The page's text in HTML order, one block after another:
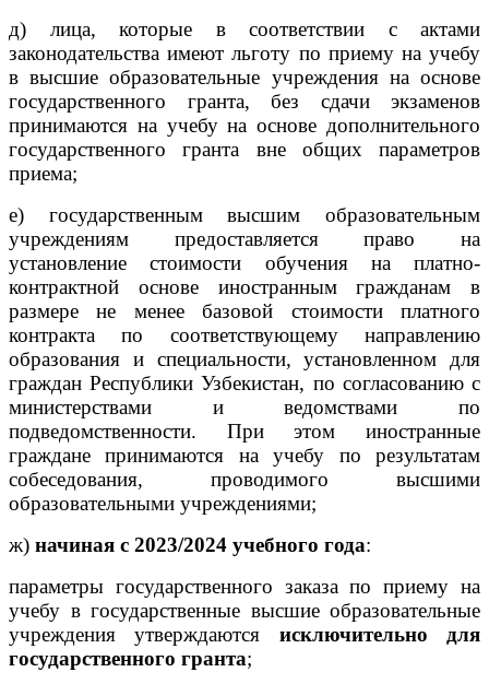
д) лица, которые в соответствии с актами
законодательства имеют льготу по приему на учебу
в высшие образовательные учреждения на основе
государственного гранта, без сдачи экзаменов
принимаются на учебу на основе дополнительного
государственного гранта вне общих параметров
приема;
е) государственным высшим образовательным
учреждениям предоставляется право на
установление стоимости обучения на платно-
контрактной основе иностранным гражданам в
размере не менее базовой стоимости платного
контракта по соответствующему направлению
образования и специальности, установленном для
граждан Республики Узбекистан, по согласованию с
министерствами и ведомствами по
подведомственности. При этом иностранные
граждане принимаются на учебу по результатам
собеседования, проводимого высшими
образовательными учреждениями;
ж) начиная с 2023/2024 учебного года:
параметры государственного заказа по приему на
учебу в государственные высшие образовательные
учреждения утверждаются исключительно для
государственного гранта;